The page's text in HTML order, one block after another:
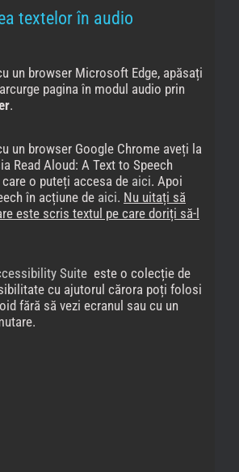
textelor în audio
un browser Microsoft Edge, apăsați
pagina în modul audio prin
.
un browser Google Chrome aveți la
Read Aloud: A Text to Speech
care o puteți accesa de aici. Apoi
în acțiune de aici. Nu uitați să
este scris textul pe care doriți să-l
Suite este o colecție de
cu ajutorul cărora poți folosi
fără să vezi ecranul sau cu un